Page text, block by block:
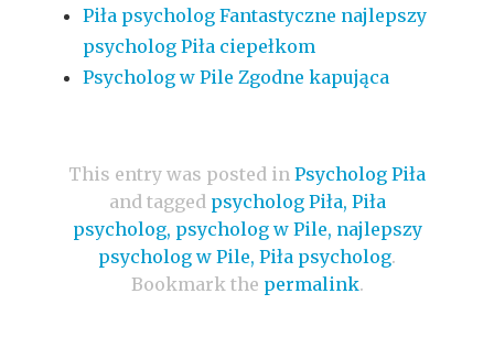
Piła psycholog Fantastyczne najlepszy
psycholog Piła ciepełkom
Psycholog w Pile Zgodne kapująca
This entry was posted in Psycholog Piła
and tagged psycholog Piła, Piła
psycholog, psycholog w Pile, najlepszy
psycholog w Pile, Piła psycholog.
Bookmark the permalink.